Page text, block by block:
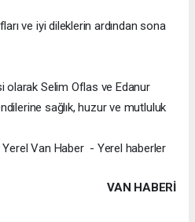
ve iyi dileklerin ardından sona
olarak Selim Oflas ve Edanur
sağlık, huzur ve mutluluk
Van Haber - Yerel haberler
VAN HABERİ